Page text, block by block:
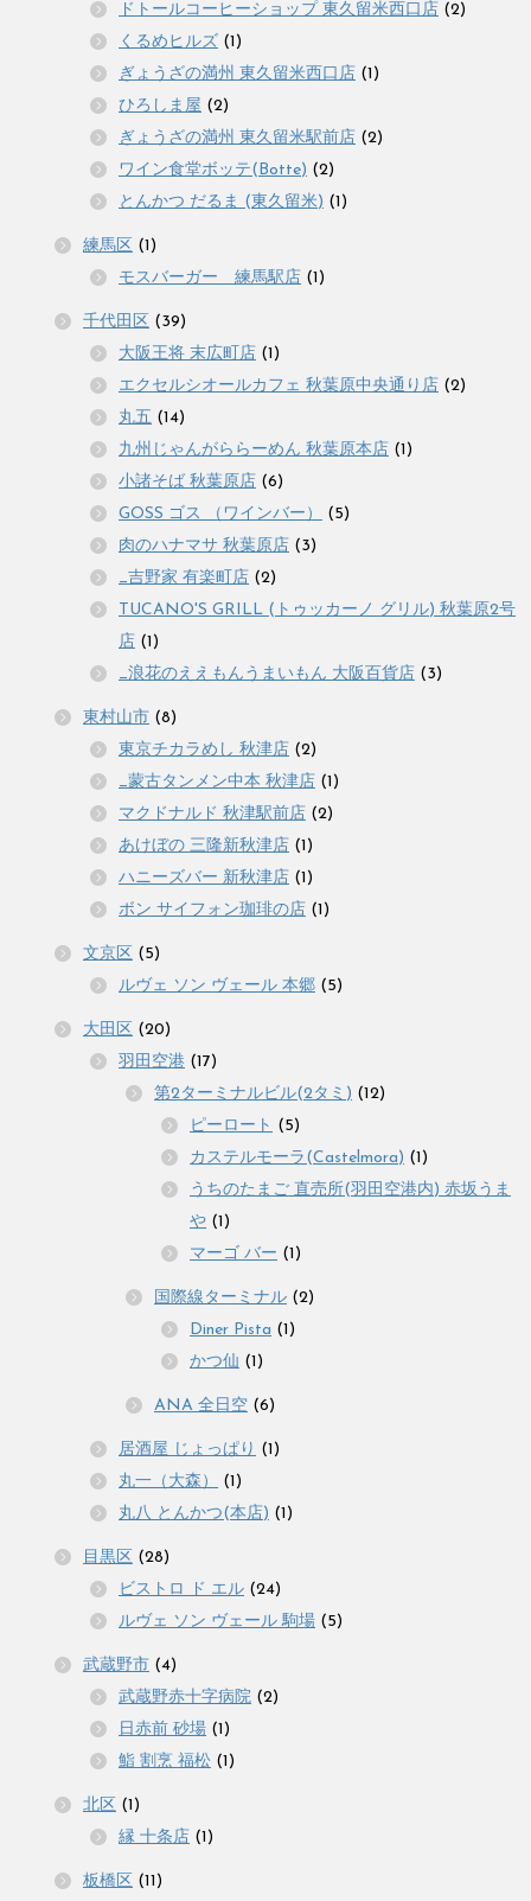
ドトールコーヒーショップ 東久留米西口店 (2)
くるめヒルズ (1)
ぎょうざの満州 東久留米西口店 (1)
ひろしま屋 (2)
ぎょうざの満州 東久留米駅前店 (2)
ワイン食堂ボッテ(Botte) (2)
とんかつ だるま (東久留米) (1)
練馬区 (1)
モスバーガー 練馬駅店 (1)
千代田区 (39)
大阪王将 末広町店 (1)
エクセルシオールカフェ 秋葉原中央通り店 (2)
丸五 (14)
九州じゃんがららーめん 秋葉原本店 (1)
小諸そば 秋葉原店 (6)
GOSS ゴス （ワインバー）
(5)
肉のハナマサ 秋葉原店 (3)
_吉野家 有楽町店 (2)
TUCANO'S GRILL (トゥッカーノ グリル) 秋葉原2号
店 (1)
_浪花のええもんうまいもん 大阪百貨店 (3)
東村山市 (8)
東京チカラめし 秋津店 (2)
_蒙古タンメン中本 秋津店 (1)
マクドナルド 秋津駅前店 (2)
あけぼの 三隆新秋津店 (1)
ハニーズバー 新秋津店 (1)
ボン サイフォン珈琲の店 (1)
文京区 (5)
ルヴェ ソン ヴェール 本郷 (5)
大田区 (20)
羽田空港 (17)
第2ターミナルビル(2タミ) (12)
ピーロート (5)
カステルモーラ(Castelmora) (1)
うちのたまご 直売所(羽田空港内) 赤坂うま
や (1)
マーゴ バー (1)
国際線ターミナル (2)
Diner Pista (1)
かつ仙 (1)
ANA 全日空 (6)
居酒屋 じょっぱり (1)
丸一（大森）
(1)
丸八 とんかつ(本店) (1)
目黒区 (28)
ビストロ ド エル (24)
ルヴェ ソン ヴェール 駒場 (5)
武蔵野市 (4)
武蔵野赤十字病院 (2)
日赤前 砂場 (1)
鮨 割烹 福松 (1)
北区 (1)
縁 十条店 (1)
板橋区 (11)